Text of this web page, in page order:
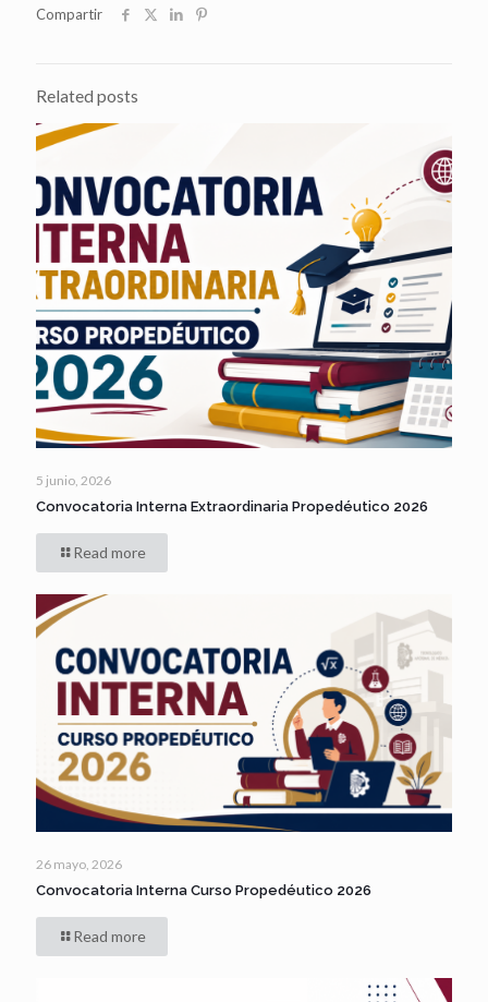
Compartir
Related posts
5 junio, 2026
Convocatoria Interna Extraordinaria Propedéutico 2026
Read more
26 mayo, 2026
Convocatoria Interna Curso Propedéutico 2026
Read more